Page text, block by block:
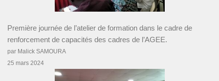
Première journée de l’atelier de formation dans le cadre de
renforcement de capacités des cadres de l’AGEE.
par Malick SAMOURA
25 mars 2024